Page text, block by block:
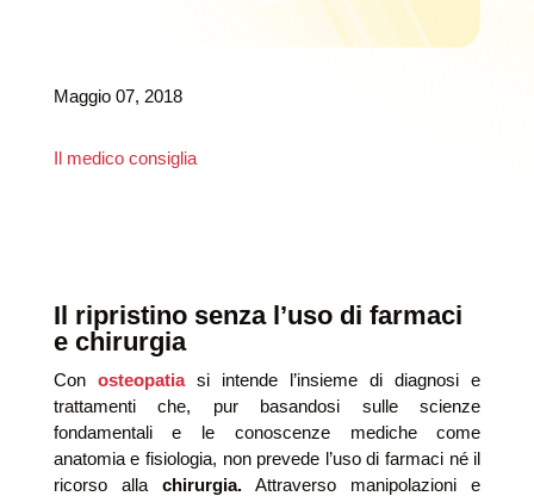
Maggio 07, 2018
Il medico consiglia
Il ripristino senza l’uso di farmaci
e chirurgia
Con osteopatia si intende l’insieme di diagnosi e
trattamenti che, pur basandosi sulle scienze
fondamentali e le conoscenze mediche come
anatomia e fisiologia, non prevede l’uso di farmaci né il
ricorso alla chirurgia.Attraverso manipolazioni e